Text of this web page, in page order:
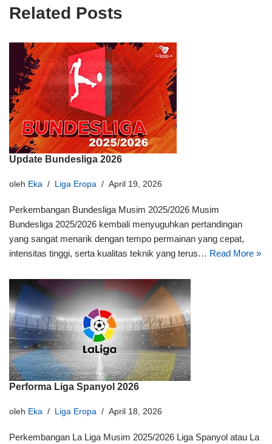
Related Posts
Update Bundesliga 2026
oleh Eka Liga Eropa April 19, 2026
Perkembangan Bundesliga Musim 2025/2026 Musim
Bundesliga 2025/2026 kembali menyuguhkan pertandingan
yang sangat menarik dengan tempo permainan yang cepat,
intensitas tinggi, serta kualitas teknik yang terus… Read More »
Performa Liga Spanyol 2026
oleh Eka Liga Eropa April 18, 2026
Perkembangan La Liga Musim 2025/2026 Liga Spanyol atau La